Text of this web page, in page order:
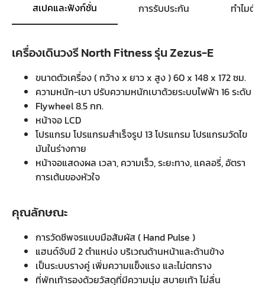
สเปคและฟังก์ชั่น การรับประกัน ทำไมต้
เครื่องเดินวงรี North Fitness รุ่น Zezus-E
ขนาดตัวเครื่อง ( กว้าง x ยาว x สูง ) 60 x 148 x 172 ซม.
ความหนัก-เบา ปรับความหนักเบาด้วยระบบไฟฟ้า 16 ระดับ
Flywheel 8.5 กก.
หน้าจอ LCD
โปรแกรม โปรแกรมสำเร็จรูป 13 โปรแกรม โปรแกรมวัดไข
มันในร่างกาย
หน้าจอแสดงผล เวลา, ความเร็ว, ระยะทาง, แคลอรี่, อัตรา
การเต้นของหัวใจ
คุณลักษณะ
การวัดชีพจรแบบมือสัมผัส ( Hand Pulse )
แฮนด์จับมี 2 ตำแหน่ง บริเวณด้านหน้าและด้านข้าง
เป็นระบบรางคู่ เพิ่มความแข็งแรง และไม่ตกราง
ที่พักเท้ารองด้วยวัสดุที่มีความนุ่ม สบายเท้า ไม่ลื่น